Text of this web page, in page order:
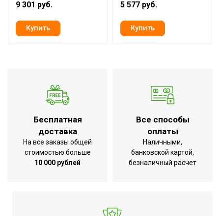
высота установки
Вес товара (нетто)
8.7 кг
Высота товара
0.06 м
Ширина товара
элементов в комплекте
9 301 руб. 5 577 руб.
Бесплатная
доставка
На все заказы общей
стоимостью больше
10 000 рублей
Все способы
оплаты
Наличными,
банковской картой,
безналичный расчет